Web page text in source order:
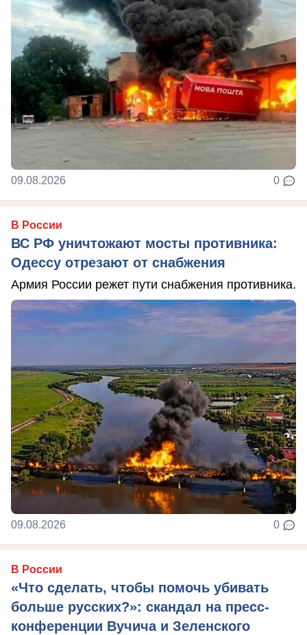
09.08.2026 0
В России
ВС РФ уничтожают мосты противника:
Одессу отрезают от снабжения
Армия России режет пути снабжения противника.
09.08.2026 0
В России
«Что сделать, чтобы помочь убивать
больше русских?»: скандал на пресс-
конференции Вучича и Зеленского